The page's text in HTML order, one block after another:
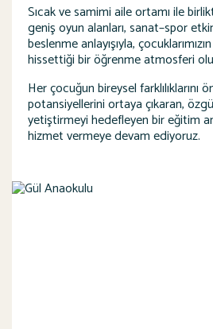
Sıcak ve samimi aile ortamı ile
geniş oyun alanları, sanat–spor
beslenme anlayışıyla,
hissettiği bir öğrenme atmosferi
Her çocuğun bireysel farklılıklarını
potansiyellerini ortaya çıkaran,
yetiştirmeyi hedefleyen bir eğitim
hizmet vermeye devam ediyoruz.